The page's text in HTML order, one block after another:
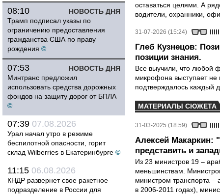
НОВОСТЬ ДНЯ
08:10
Трамп подписал указы по
ограничению предоставления
гражданства США по праву
рождения ©
НОВОСТЬ ДНЯ
07:53
Минтранс предложил
использовать средства дорожных
фондов на защиту дорог от БПЛА
©
07:39 07.08.2026
Урал начал утро в режиме
беспилотной опасности, горит
склад Wilberries в Екатеринбурге ©
11:15 06.08.2026
КНДР развернет свое ракетное
подразделение в России для
оставаться целями. А
водители, охранники,
31-07-2026 (15:24)
Глеб Кузнецов:
позиции знания.
Все выучили, что любой
микрофона выступает не
подтверждалось каждый
МАТЕРИАЛЫ СЮЖЕТА
31-03-2025 (18:59)
Алексей Макаркин:
представить и
Из 23 министров 19 –
меньшинствам.
министром транспорта –
в 2006-2011 годах),